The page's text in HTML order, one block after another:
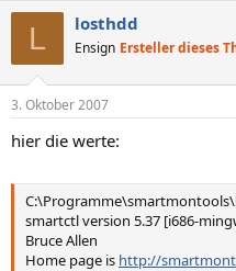
L losthdd
Ensign Ersteller dieses
3. Oktober 2007
hier die werte:
smartctl version 5.37 [i686-
Bruce Allen
Home page is http://